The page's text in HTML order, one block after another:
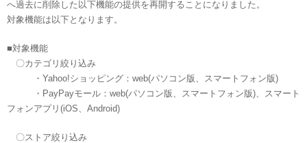
へ過去に削除した以下機能の提供を再開することになりました。
対象機能は以下となります。
■対象機能
〇カテゴリ絞り込み
・Yahoo!ショッピング：web(パソコン版、スマートフォン版)
・PayPayモール：web(パソコン版、スマートフォン版)、スマート
フォンアプリ(iOS、Android)
〇ストア絞り込み